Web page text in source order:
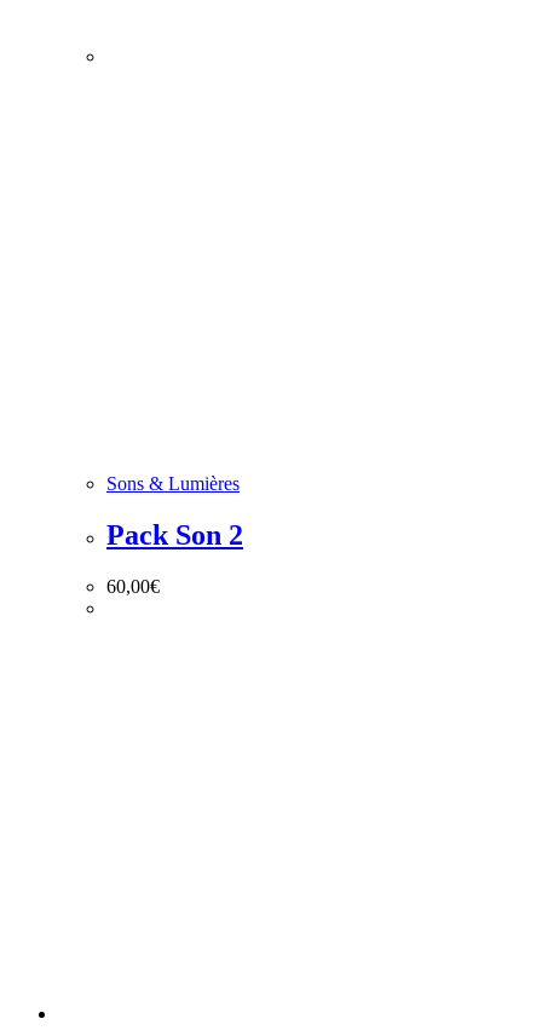
Sons & Lumières
Pack Son 2
60,00€